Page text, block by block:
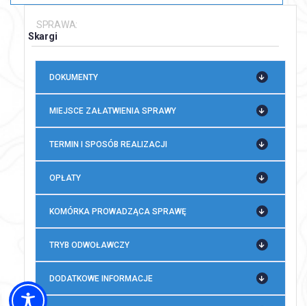
SPRAWA:
Skargi
DOKUMENTY
MIEJSCE ZAŁATWIENIA SPRAWY
TERMIN I SPOSÓB REALIZACJI
OPŁATY
KOMÓRKA PROWADZĄCA SPRAWĘ
TRYB ODWOŁAWCZY
DODATKOWE INFORMACJE